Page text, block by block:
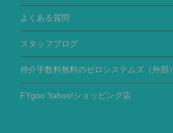
よくある質問
スタッフブログ
仲介手数料無料のゼロシステムズ（外部）
FYgoo Yahoo!ショッピング店